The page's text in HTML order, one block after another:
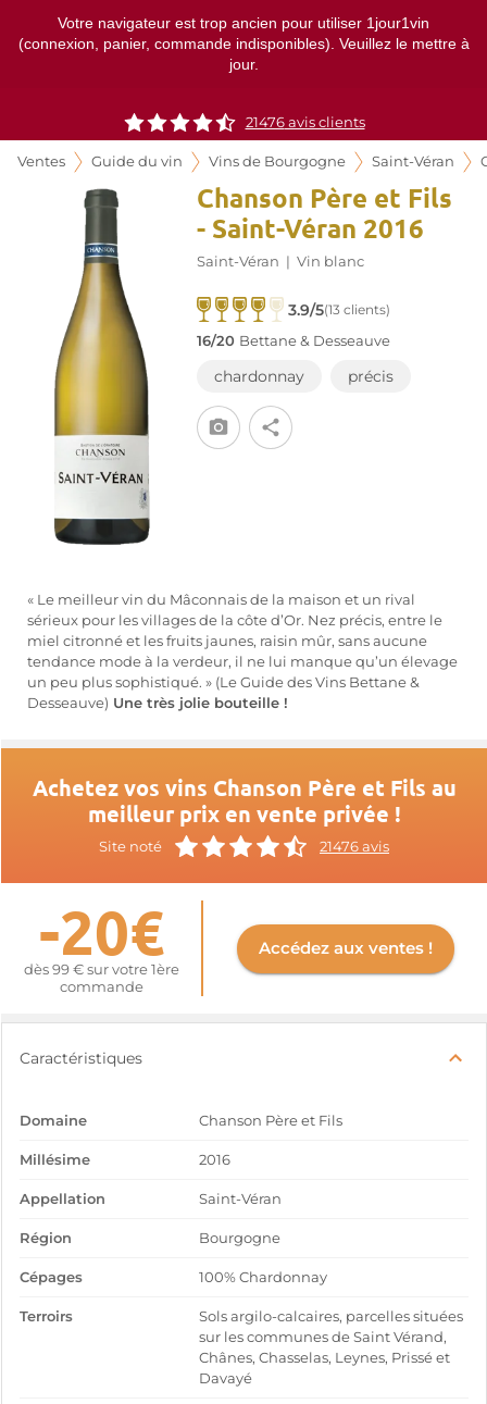
Votre navigateur est trop ancien pour utiliser 1jour1vin
(connexion, panier, commande indisponibles). Veuillez le mettre à
jour.
21476avis clients
Ventes Guide du vin Vins de Bourgogne Saint-Véran
Chanson Père et Fils
- Saint-Véran 2016
Saint-Véran | Vin blanc
3.9/5(13 clients)
16/20 Bettane & Desseauve
chardonnay précis
« Le meilleur vin du Mâconnais de la maison et un rival
sérieux pour les villages de la côte d’Or. Nez précis, entre le
miel citronné et les fruits jaunes, raisin mûr, sans aucune
tendance mode à la verdeur, il ne lui manque qu’un élevage
un peu plus sophistiqué. » (Le Guide des Vins Bettane &
Desseauve) Une très jolie bouteille !
Achetez vos vins Chanson Père et Fils au
meilleur prix en vente privée !
Site noté 21476 avis
-20€
dès 99 € sur votre 1ère
commande
Accédez aux ventes !
Caractéristiques
Domaine Chanson Père et Fils
Millésime 2016
Appellation Saint-Véran
Région Bourgogne
Cépages 100% Chardonnay
Terroirs
Sols argilo-calcaires, parcelles situées
sur les communes de Saint Vérand,
Chânes, Chasselas, Leynes, Prissé et
Davayé